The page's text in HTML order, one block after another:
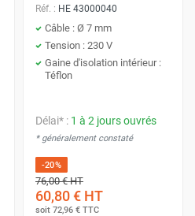
Réf. : HE 43000040
Câble : Ø 7 mm
Tension : 230 V
Gaine d'isolation intérieur :
Téflon
Délai* : 1 à 2 jours ouvrés
* généralement constaté
-20%
76,00 €HT
60,80 € HT
soit 72,96 € TTC